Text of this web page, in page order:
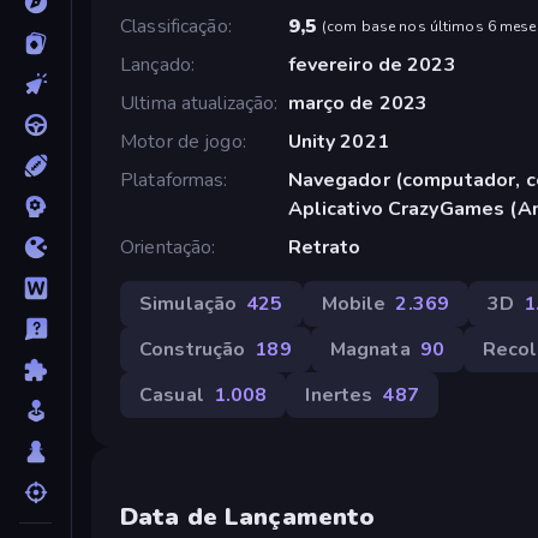
Classificação
9,5 (com base nos últimos 6
Lançado
fevereiro de 2023
Ultima atualização
março de 2023
Motor de jogo
Unity 2021
Plataformas
Navegador (computador,
Aplicativo CrazyGames
Orientação
Retrato
Simulação 425 Mobile 2.369 3D
Construção 189 Magnata 90
Casual 1.008 Inertes 487
Data de Lançamento